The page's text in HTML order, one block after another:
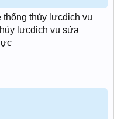
thủy lựcdịch vụ
lựcdịch vụ sửa